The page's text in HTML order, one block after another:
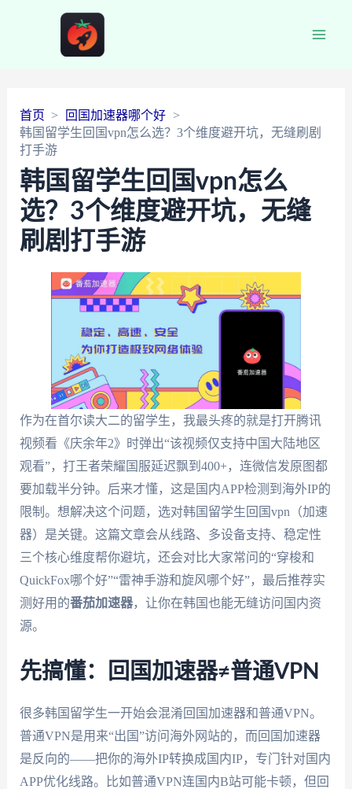
首页
回国加速器哪个好
韩国留学生回国vpn怎么选？3个维度避开坑，无缝刷剧
打手游
韩国留学生回国vpn怎么
选？3个维度避开坑，无缝
刷剧打手游
作为在首尔读大二的留学生，我最头疼的就是打开腾讯
视频看《庆余年2》时弹出“该视频仅支持中国大陆地区
观看”，打王者荣耀国服延迟飘到400+，连微信发原图都
要加载半分钟。后来才懂，这是国内APP检测到海外IP的
限制。想解决这个问题，选对韩国留学生回国vpn（加速
器）是关键。这篇文章会从线路、多设备支持、稳定性
三个核心维度帮你避坑，还会对比大家常问的“穿梭和
QuickFox哪个好”“雷神手游和旋风哪个好”，最后推荐实
测好用的番茄加速器，让你在韩国也能无缝访问国内资
源。
先搞懂：回国加速器≠普通VPN
很多韩国留学生一开始会混淆回国加速器和普通VPN。
普通VPN是用来“出国”访问海外网站的，而回国加速器
是反向的——把你的海外IP转换成国内IP，专门针对国内
APP优化线路。比如普通VPN连国内B站可能卡顿，但回